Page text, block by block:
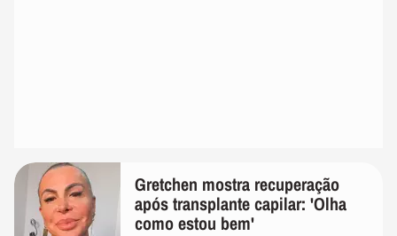
Gretchen mostra recuperação
após transplante capilar: 'Olha
como estou bem'